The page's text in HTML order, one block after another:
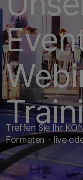
Treffen Sie Ihr
Formaten - live